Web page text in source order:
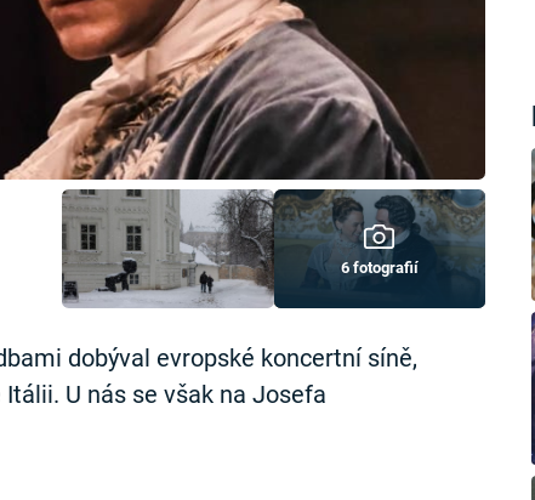
6 fotografií
dobýval evropské koncertní síně,
U nás se však na Josefa